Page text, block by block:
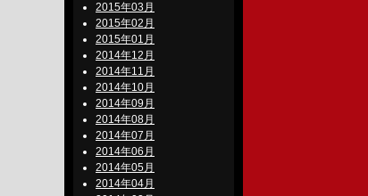
2015年03月
2015年02月
2015年01月
2014年12月
2014年11月
2014年10月
2014年09月
2014年08月
2014年07月
2014年06月
2014年05月
2014年04月